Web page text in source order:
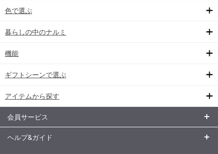
色で選ぶ
暮らしの中のナルミ
機能
ギフトシーンで選ぶ
アイテムから探す
会員サービス
ヘルプ&ガイド